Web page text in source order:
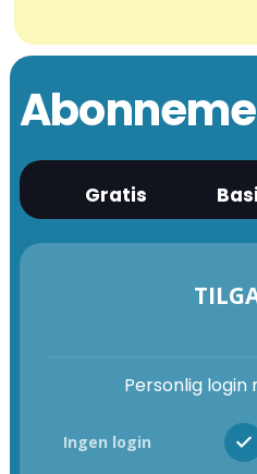
Gratis
Personlig login
Ingen login